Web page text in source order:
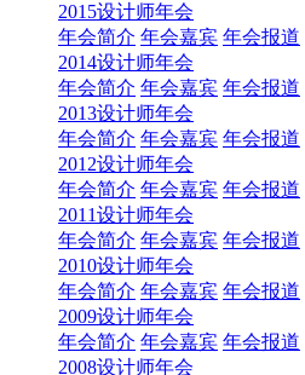
2015设计师年会
年会简介 年会嘉宾 年会报道
2014设计师年会
年会简介 年会嘉宾 年会报道
2013设计师年会
年会简介 年会嘉宾 年会报道
2012设计师年会
年会简介 年会嘉宾 年会报道
2011设计师年会
年会简介 年会嘉宾 年会报道
2010设计师年会
年会简介 年会嘉宾 年会报道
2009设计师年会
年会简介 年会嘉宾 年会报道
2008设计师年会